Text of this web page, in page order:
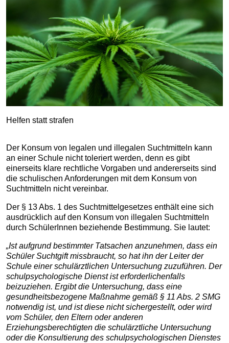
Helfen statt strafen
Der Konsum von legalen und illegalen Suchtmitteln kann
an einer Schule nicht toleriert werden, denn es gibt
einerseits klare rechtliche Vorgaben und andererseits sind
die schulischen Anforderungen mit dem Konsum von
Suchtmitteln nicht vereinbar.
Der § 13 Abs. 1 des Suchtmittelgesetzes enthält eine sich
ausdrücklich auf den Konsum von illegalen Suchtmitteln
durch SchülerInnen beziehende Bestimmung. Sie lautet:
„Ist aufgrund bestimmter Tatsachen anzunehmen, dass ein
Schüler Suchtgift missbraucht, so hat ihn der Leiter der
Schule einer schulärztlichen Untersuchung zuzuführen. Der
schulpsychologische Dienst ist erforderlichenfalls
beizuziehen. Ergibt die Untersuchung, dass eine
gesundheitsbezogene Maßnahme gemäß § 11 Abs. 2 SMG
notwendig ist, und ist diese nicht sichergestellt, oder wird
vom Schüler, den Eltern oder anderen
Erziehungsberechtigten die schulärztliche Untersuchung
oder die Konsultierung des schulpsychologischen Dienstes